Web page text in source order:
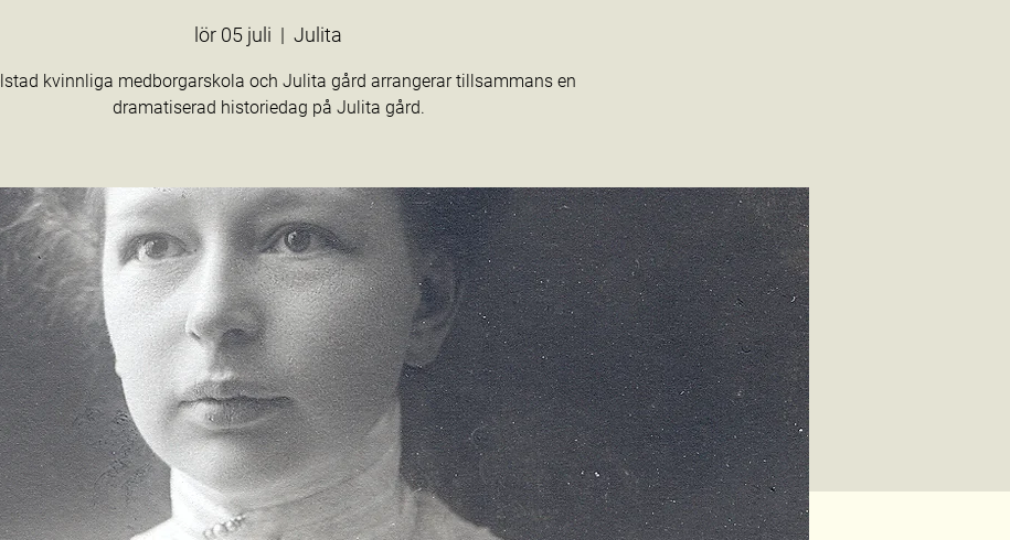
lör 05 juli
  |
Julita
kvinnliga medborgarskola och Julita gård arrangerar tillsammans en
dramatiserad historiedag på Julita gård.